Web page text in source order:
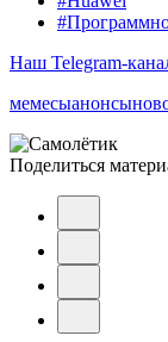
Наш Telegram-
мемесыанонсы
Поделиться